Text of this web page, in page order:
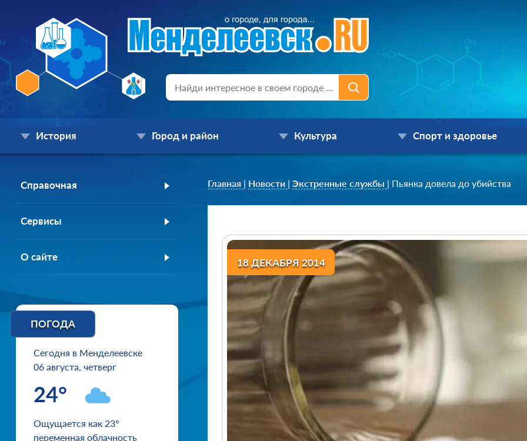
История Город и район Культура Спорт и здоровье
Справочная
Сервисы
О сайте
ПОГОДА
Сегодня в Менделеевске
06 августа, четверг
24°
Ощущается как 23°
переменная облачность
Главная | Новости | Экстренные службы | Пьянка довела до убийства
18 ДЕКАБРЯ 2014